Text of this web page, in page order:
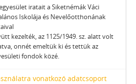
iratait a Siketnémák Váci
Iskolája és Nevelőotthonának
kezelték, az 1125/1949. sz. alatt volt
onnét emeltük ki és tettük az
fondok közé.
vonatkozó adatcsoport